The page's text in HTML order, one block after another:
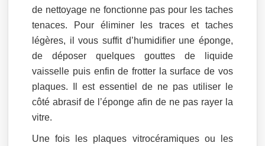
de nettoyage ne fonctionne pas pour les taches
tenaces. Pour éliminer les traces et taches
légères, il vous suffit d’humidifier une éponge,
de déposer quelques gouttes de liquide
vaisselle puis enfin de frotter la surface de vos
plaques. Il est essentiel de ne pas utiliser le
côté abrasif de l’éponge afin de ne pas rayer la
vitre.
Une fois les plaques vitrocéramiques ou les